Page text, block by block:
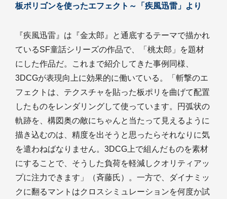
板ポリゴンを使ったエフェクト～「疾風迅雷」より
『疾風迅雷』は『金太郎』と通底するテーマで描かれ
ているSF童話シリーズの作品で、「桃太郎」を題材
にした作品だ。これまで紹介してきた事例同様、
3DCGが表現向上に効果的に働いている。「斬撃のエ
フェクトは、テクスチャを貼った板ポリを曲げて配置
したものをレンダリングして使っています。円弧状の
軌跡を、構図奥の敵にちゃんと当たって見えるように
描き込むのは、精度を出そうと思ったらそれなりに気
を遣わねばなりません。3DCG上で組んだものを素材
にすることで、そうした負荷を軽減しクオリティアッ
プに注力できます」（斉藤氏）。一方で、ダイナミッ
クに翻るマントはクロスシミュレーションを何度か試